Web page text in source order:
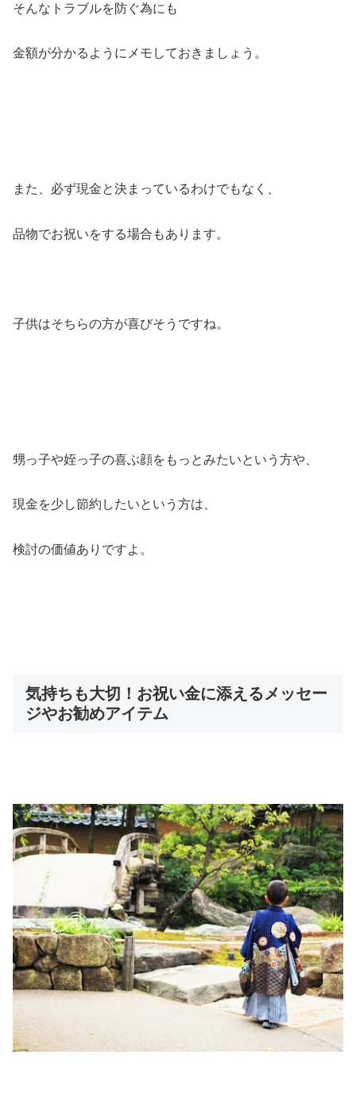
そんなトラブルを防ぐ為にも
金額が分かるようにメモしておきましょう。
また、必ず現金と決まっているわけでもなく、
品物でお祝いをする場合もあります。
子供はそちらの方が喜びそうですね。
甥っ子や姪っ子の喜ぶ顔をもっとみたいという方や、
現金を少し節約したいという方は、
検討の価値ありですよ。
気持ちも大切！お祝い金に添えるメッセー
ジやお勧めアイテム